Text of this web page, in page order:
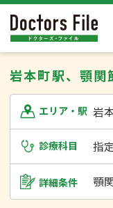
岩本町駅、顎関
エリア・駅 岩
診療科目 指
詳細条件 顎